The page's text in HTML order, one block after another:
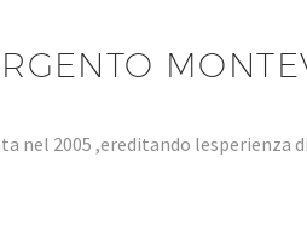
nel 2005 ,ereditando